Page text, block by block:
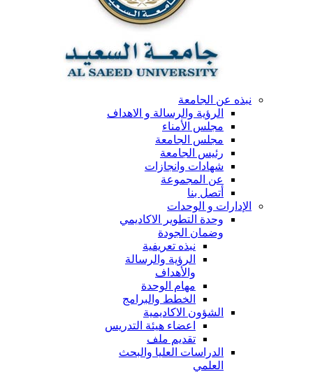
نبذه عن الجامعة
الرؤية والرسالة و الاهداف
مجلس الأمناء
مجلس الجامعة
رئيس الجامعة
شهادات وانجازات
عن المجموعة
أتصل بنا
الإدارات و الوحدات
وحدة التطوير الاكاديمي
وضمان الجودة
نبذه تعريفية
الرؤية والرسالة
والأهداف
مهام الوحدة
الخطط والبرامج
الشؤون الاكاديمية
اعضاء هيئة التدريس
تقديم ملف
الدراسات العليا والبحث
العلمي